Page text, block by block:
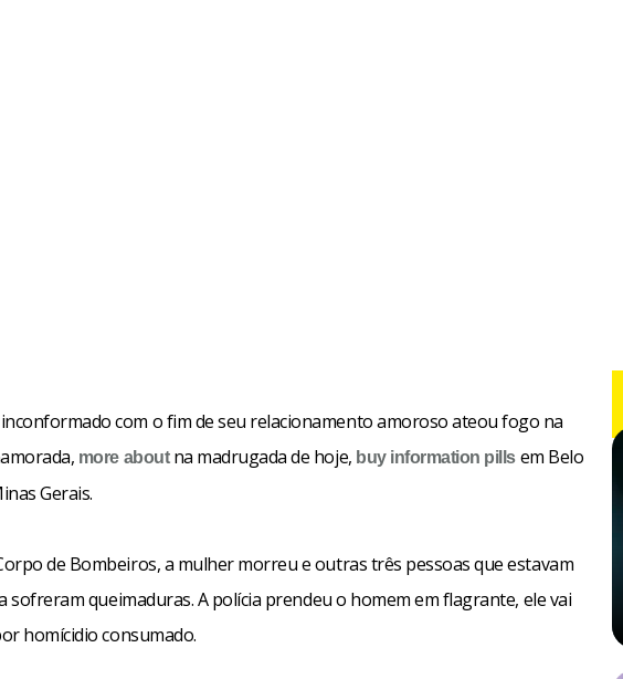
com o fim de seu relacionamento amoroso ateou fogo na
more aboutna madrugada de hoje, buy information pills em Belo
Gerais.
de Bombeiros, a mulher morreu e outras três pessoas que estavam
sofreram queimaduras. A polícia prendeu o homem em flagrante, ele vai
homícidio consumado.